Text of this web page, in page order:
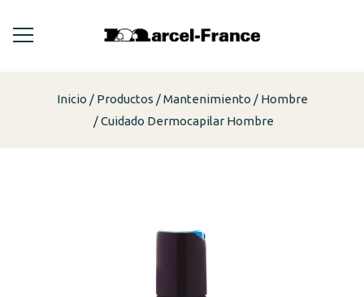
Inicio Productos Mantenimiento
Hombre
Cuidado Dermocapilar Hombre